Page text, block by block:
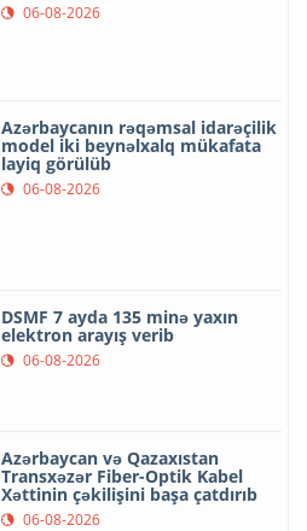
06-08-2026
Azərbaycanın rəqəmsal idarəçilik
model iki beynəlxalq mükafata
layiq görülüb
06-08-2026
DSMF 7 ayda 135 minə yaxın
elektron arayış verib
06-08-2026
Azərbaycan və Qazaxıstan
Transxəzər Fiber-Optik Kabel
Xəttinin çəkilişini başa çatdırıb
06-08-2026